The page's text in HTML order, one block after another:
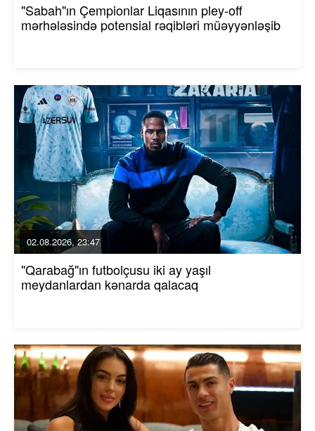
"Sabah"ın Çempionlar Liqasının pley-off
mərhələsində potensial rəqibləri müəyyənləşib
02.08.2026, 23:47
"Qarabağ"ın futbolçusu iki ay yaşıl
meydanlardan kənarda qalacaq